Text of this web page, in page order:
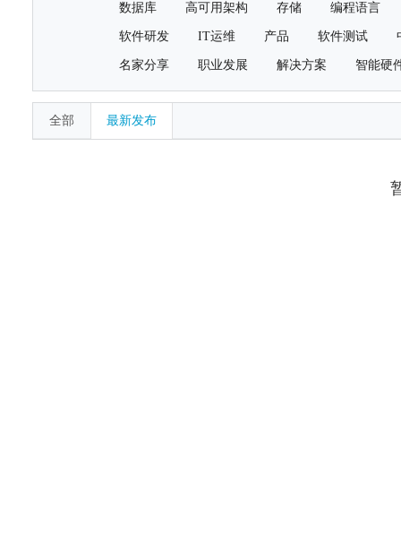
数据库 高可用架构 存储 编程语言
软件研发 IT运维 产品 软件测试
名家分享 职业发展 解决方案 智能硬
全部 最新发布